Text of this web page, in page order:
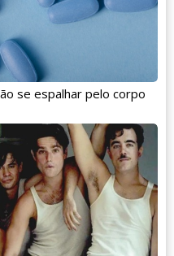
se espalhar pelo corpo